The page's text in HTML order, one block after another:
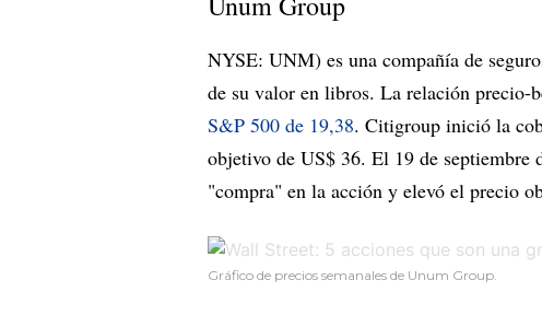
NYSE: UNM) es una compañía de
de su valor en libros. La relación precio-
S&P 500 de 19,38. Citigroup inició la
objetivo de US$ 36. El 19 de septiembre
"compra" en la acción y elevó el precio
Gráfico de precios semanales de Unum Group.